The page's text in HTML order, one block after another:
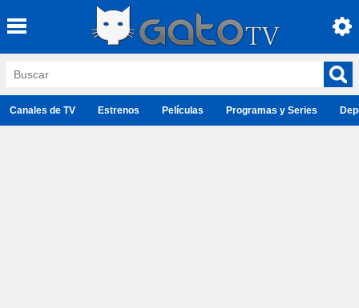
Canales de TV Estrenos Películas Programas y Series